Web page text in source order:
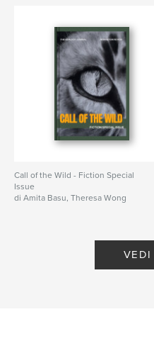
Call of the Wild - Fiction Special
Issue
di Amita Basu, Theresa Wong
VEDI